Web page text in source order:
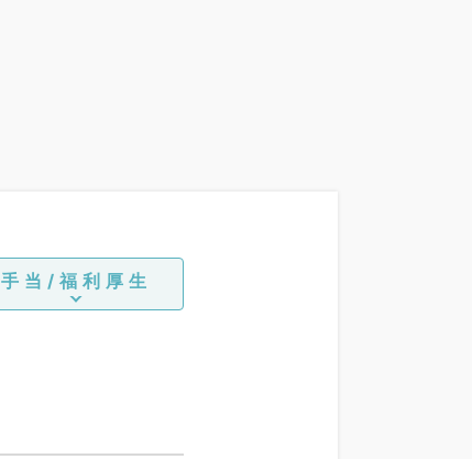
手当/福利厚生